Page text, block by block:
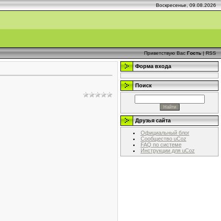
Воскресенье, 09.08.2026
Приветствую Вас Гость|RSS
Форма входа
Поиск
Друзья сайта
Официальный блог
Сообщество uCoz
FAQ по системе
Инструкции для uCoz